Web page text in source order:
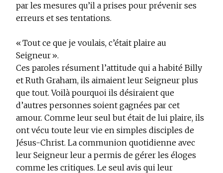
par les mesures qu’il a prises pour prévenir ses
erreurs et ses tentations.
« Tout ce que je voulais, c’était plaire au
Seigneur ».
Ces paroles résument l’attitude qui a habité Billy
et Ruth Graham, ils aimaient leur Seigneur plus
que tout. Voilà pourquoi ils désiraient que
d’autres personnes soient gagnées par cet
amour. Comme leur seul but était de lui plaire, ils
ont vécu toute leur vie en simples disciples de
Jésus-Christ. La communion quotidienne avec
leur Seigneur leur a permis de gérer les éloges
comme les critiques. Le seul avis qui leur